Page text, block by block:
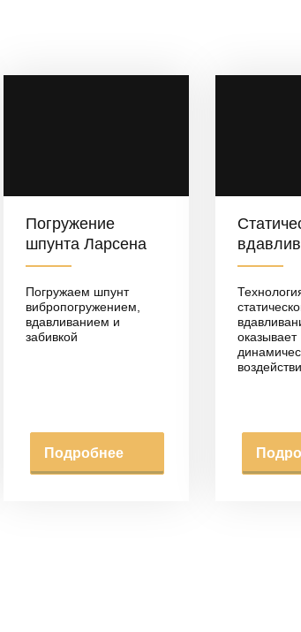
Погружение
шпунта Ларсена
Погружаем шпунт
вибропогружением,
вдавливанием и
забивкой
Подробнее
оказывает